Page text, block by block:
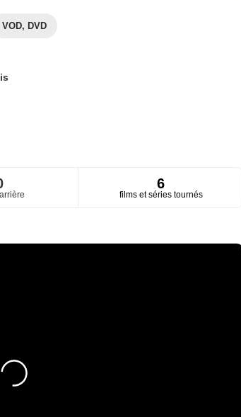
VOD, DVD
6
films et séries tournés